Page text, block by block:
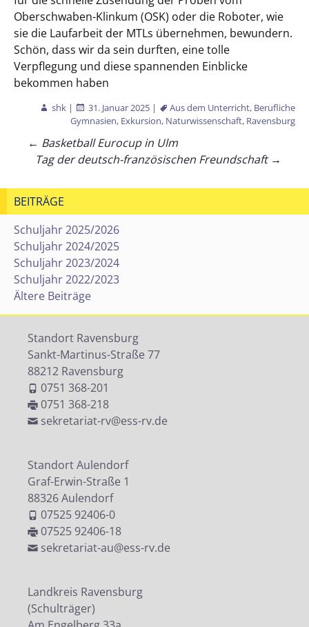
Oberschwaben-Klinkum (OSK) oder die Roboter, wie
sie die Laufarbeit der MTLs übernehmen, bewundern.
Schön, dass wir da sein durften, eine tolle
Verpflegung und diese spannenden Einblicke
bekommen haben
shk | 31. Januar 2025 | Aus dem Unterricht, Berufliche
Gymnasien, Exkursion, Naturwissenschaft, Ravensburg
Beitragsnavigation
← Basketball Eurocup in Ulm
Tag der deutsch-französischen Freundschaft →
BEITRÄGE
Schuljahr 2025/2026
Schuljahr 2024/2025
Schuljahr 2023/2024
Schuljahr 2022/2023
Ältere Beiträge
Standort Ravensburg
Sankt-Martinus-Straße 77
88212 Ravensburg
0751 368-201
0751 368-218
sekretariat-rv@ess-rv.de
Standort Aulendorf
Graf-Erwin-Straße 1
88326 Aulendorf
07525 92406-0
07525 92406-18
sekretariat-au@ess-rv.de
Landkreis Ravensburg
(Schulträger)